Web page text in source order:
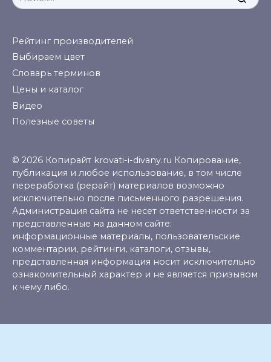
for:
Рейтинг производителей
Выбираем цвет
Словарь терминов
Цены и каталог
Видео
Полезные советы
© 2026 Копирайт krovati-i-divany.ru Копирование,
публикация и любое использование, в том числе
переработка (рерайт) материалов возможно
исключительно после письменного разрешения.
Администрация сайта не несет ответственности за
представленные на данном сайте:
информационные материалы, пользовательские
комментарии, рейтинги, каталоги, отзывы,
представленная информация носит исключительно
ознакомительный характер и не является призывом
к чему либо.